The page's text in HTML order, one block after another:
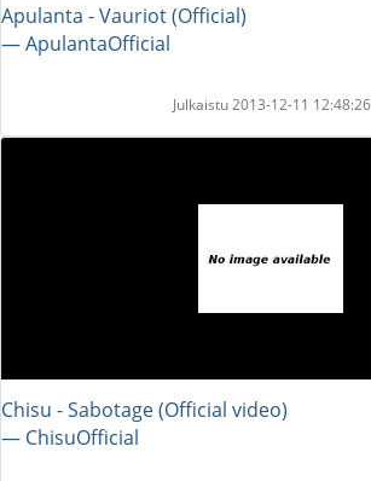
Apulanta - Vauriot (Official)
― ApulantaOfficial
Julkaistu 2013-12-11
Chisu - Sabotage (Official video)
― ChisuOfficial